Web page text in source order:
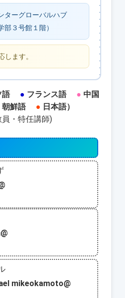
ターグローバルハブ
部３号館１階）
します。
語 ● フランス語 ● 中国
鮮語 ● 日本語）
・特任講師)
mikeokamoto@